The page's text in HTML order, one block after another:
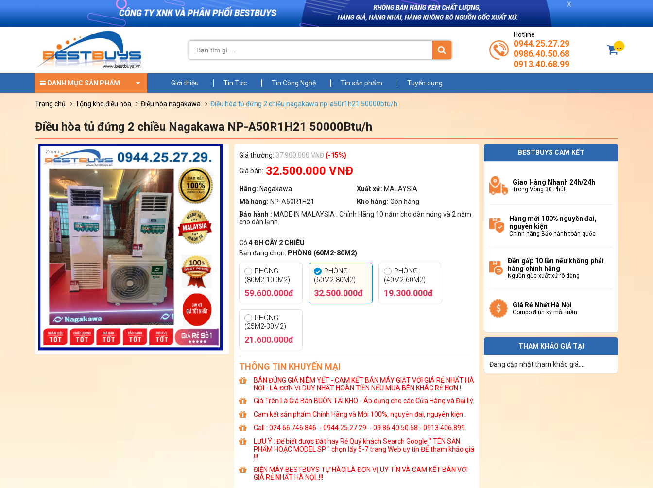
Hotline
0944.25.27.29
0986.40.50.68
0913.40.68.99
...
DANH MỤC SẢN PHẨM Giới thiệu Tin Tức Tin Công Nghệ Tin sản phẩm Tuyển dụng
trang chủ tổng kho điều hòa điều hòa nagakawa điều hòa tủ đứng 2 chiều nagakawa np-a50r1h21 50000btu/h
Điều hòa tủ đứng 2 chiều Nagakawa NP-A50R1H21 50000Btu/h
Zoom Giá thường:37.900.000 VNĐ (-15%)
Giá bán: 32.500.000 VNĐ
Hãng: Nagakawa Xuất xứ: MALAYSIA
Mã hàng: NP-A50R1H21 Kho hàng: Còn hàng
Bảo hành : MADE IN MALAYSIA : Chính Hãng 10 năm cho dàn nóng và 2 năm
cho dàn lạnh.
Có 4 ĐH CÂY 2 CHIỀU
Bạn đang chọn: PHÒNG (60M2-80M2)
PHÒNG
(80M2-100M2)
59.600.000đ
PHÒNG
(60M2-80M2)
32.500.000đ
PHÒNG
(40M2-60M2)
19.300.000đ
PHÒNG
(25M2-30M2)
21.600.000đ
THÔNG TIN KHUYẾN MẠI
BÁN ĐÚNG GIÁ NIÊM YẾT - CAM KẾT BÁN MÁY GIẶT VỚI GIÁ RẺ NHẤT HÀ
NỘI - LÀ ĐƠN VỊ DUY NHẤT HOÀN TIỀN NẾU MUA BÊN KHÁC RẺ HƠN !
Giá Trên Là Giá Bán BUÔN TẠI KHO - Áp dụng cho các Cửa Hàng và Đại Lý.
Cam kết sản phẩm Chính Hãng và Mới 100%, nguyên đai, nguyên kiện .
Call : 024.66.746.846. - 0944.25.27.29. - 09.86.40.50.68.- 0913.406.899.
LƯU Ý : Để biết được Đắt hay Rẻ Quý khách Search Google '' TÊN SẢN
PHẨM HOẶC MODEL SP '' chọn lấy 5-7 trang Web uy tín ĐỂ tham khảo giá
!!!
ĐIỆN MÁY BESTBUYS TỰ HÀO LÀ ĐƠN VỊ UY TÍN VÀ CAM KẾT BÁN VỚI
GIÁ RẺ NHẤT HÀ NỘI .!!!
BESTBUYS CAM KẾT
Giao Hàng Nhanh 24h/24h
Trong Vòng 30 Phút
Hàng mới 100% nguyên đai,
nguyên kiện
Chính hãng Bảo hành toàn quốc
Đền gấp 10 lần nếu không phải
hàng chính hãng
Nguồn gốc xuất xứ rõ dàng
Giá Rẻ Nhất Hà Nội
Compo định kỳ mỗi tuần
THAM KHẢO GIÁ TẠI
Đang cập nhật tham khảo giá....